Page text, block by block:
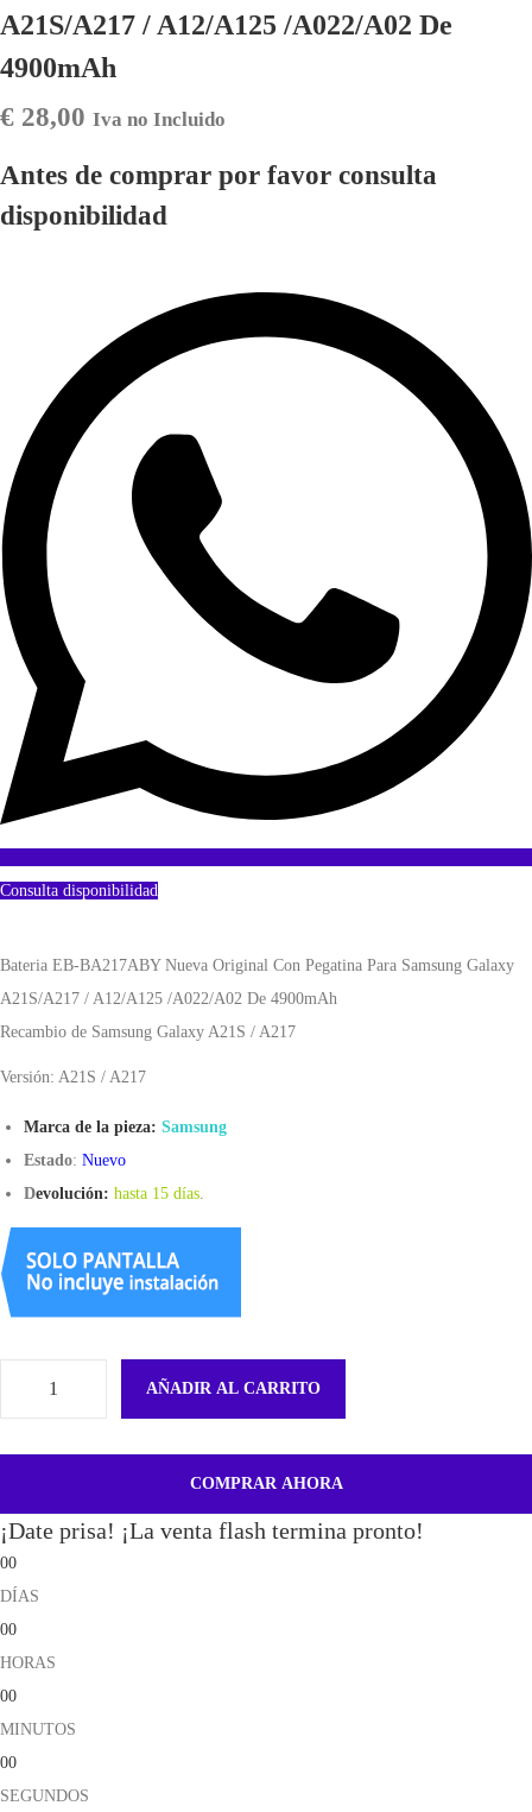
A21S/A217 / A12/A125 /A022/A02 De
4900mAh
€ 28,00 Iva no Incluido
Antes de comprar por favor consulta
disponibilidad
Consulta disponibilidad
Bateria EB-BA217ABY Nueva Original Con Pegatina Para Samsung Galaxy
A21S/A217 / A12/A125 /A022/A02 De 4900mAh
Recambio de Samsung Galaxy A21S / A217
Versión: A21S / A217
Marca de la pieza: Samsung
Estado: Nuevo
Devolución: hasta 15 días.
r
B
B
2
AÑADIR AL CARRITO
COMPRAR AHORA
¡Date prisa! ¡La venta flash termina pronto!
00
DÍAS
00
HORAS
00
MINUTOS
00
SEGUNDOS